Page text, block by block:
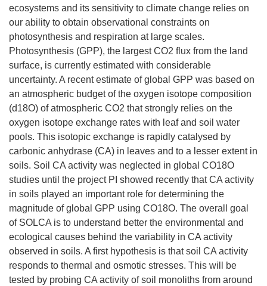
ecosystems and its sensitivity to climate change relies on
our ability to obtain observational constraints on
photosynthesis and respiration at large scales.
Photosynthesis (GPP), the largest CO2 flux from the land
surface, is currently estimated with considerable
uncertainty. A recent estimate of global GPP was based on
an atmospheric budget of the oxygen isotope composition
(d18O) of atmospheric CO2 that strongly relies on the
oxygen isotope exchange rates with leaf and soil water
pools. This isotopic exchange is rapidly catalysed by
carbonic anhydrase (CA) in leaves and to a lesser extent in
soils. Soil CA activity was neglected in global CO18O
studies until the project PI showed recently that CA activity
in soils played an important role for determining the
magnitude of global GPP using CO18O. The overall goal
of SOLCA is to understand better the environmental and
ecological causes behind the variability in CA activity
observed in soils. A first hypothesis is that soil CA activity
responds to thermal and osmotic stresses. This will be
tested by probing CA activity of soil monoliths from around